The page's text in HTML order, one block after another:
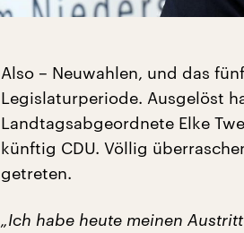
Also – Neuwahlen, und das
Legislaturperiode. Ausgelöst
Landtagsabgeordnete Elke
künftig CDU. Völlig
getreten.
„Ich habe heute meinen